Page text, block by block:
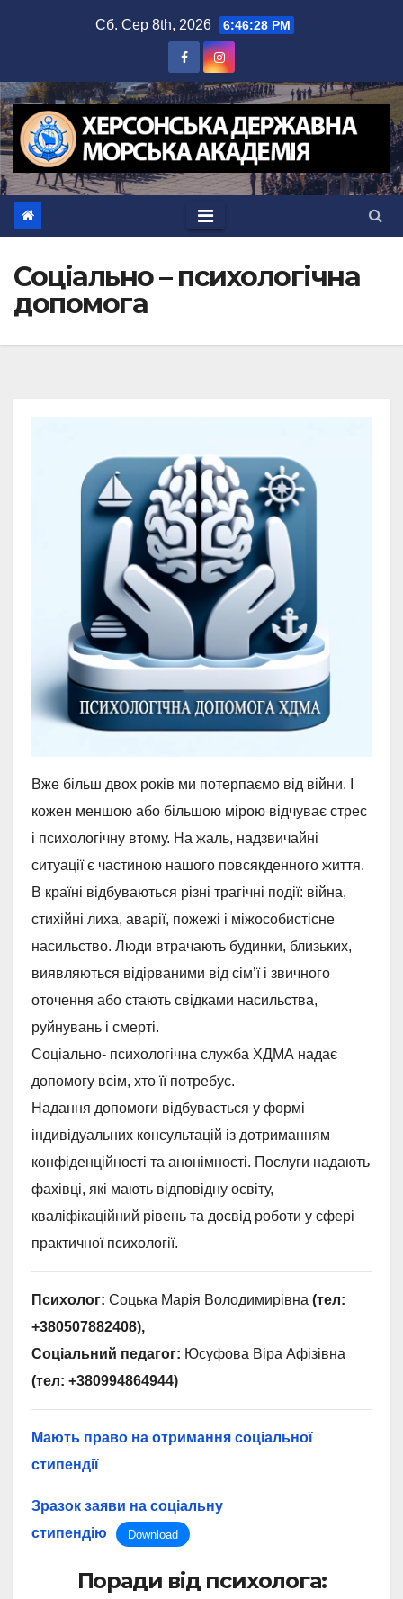
Сб. Сер 8th, 2026 6:46:28 PM
Соціально – психологічна
допомога
Вже більш двох років ми потерпаємо від війни. І
кожен меншою або більшою мірою відчуває стрес
і психологічну втому. На жаль, надзвичайні
ситуації є частиною нашого повсякденного життя.
В країні відбуваються різні трагічні події: війна,
стихійні лиха, аварії, пожежі і міжособистісне
насильство. Люди втрачають будинки, близьких,
виявляються відірваними від сім’ї і звичного
оточення або стають свідками насильства,
руйнувань і смерті.
Соціально- психологічна служба ХДМА надає
допомогу всім, хто її потребує.
Надання допомоги відбувається у формі
індивідуальних консультацій із дотриманням
конфіденційності та анонімності. Послуги надають
фахівці, які мають відповідну освіту,
кваліфікаційний рівень та досвід роботи у сфері
практичної психології.
Психолог: Соцька Марія Володимирівна (тел:
+380507882408),
Соціальний педагог: Юсуфова Віра Афізівна
(тел: +380994864944)
Мають право на отримання соціальної
стипендії
Зразок заяви на соціальну
стипендію
Download
Поради від психолога: